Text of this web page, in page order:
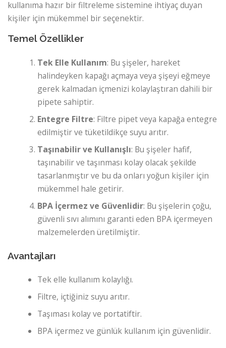
kullanıma hazır bir filtreleme sistemine ihtiyaç duyan
kişiler için mükemmel bir seçenektir.
Temel Özellikler
Tek Elle Kullanım: Bu şişeler, hareket
halindeyken kapağı açmaya veya şişeyi eğmeye
gerek kalmadan içmenizi kolaylaştıran dahili bir
pipete sahiptir.
Entegre Filtre: Filtre pipet veya kapağa entegre
edilmiştir ve tüketildikçe suyu arıtır.
Taşınabilir ve Kullanışlı: Bu şişeler hafif,
taşınabilir ve taşınması kolay olacak şekilde
tasarlanmıştır ve bu da onları yoğun kişiler için
mükemmel hale getirir.
BPA İçermez ve Güvenlidir: Bu şişelerin çoğu,
güvenli sıvı alımını garanti eden BPA içermeyen
malzemelerden üretilmiştir.
Avantajları
Tek elle kullanım kolaylığı.
Filtre, içtiğiniz suyu arıtır.
Taşıması kolay ve portatiftir.
BPA içermez ve günlük kullanım için güvenlidir.